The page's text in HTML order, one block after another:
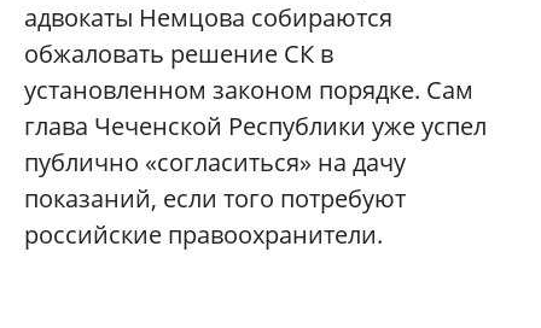
адвокаты Немцова собираются
обжаловать решение СК в
установленном законом порядке. Сам
глава Чеченской Республики уже успел
публично «согласиться» на дачу
показаний, если того потребуют
российские правоохранители.